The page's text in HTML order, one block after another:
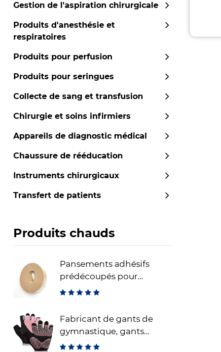
Gestion de l'aspiration chirurgicale
Produits d'anesthésie et
respiratoires
Produits pour perfusion
Produits pour seringues
Collecte de sang et transfusion
Chirurgie et soins infirmiers
Appareils de diagnostic médical
Chaussure de rééducation
Instruments chirurgicaux
Transfert de patients
Produits chauds
Pansements adhésifs
prédécoupés pour
capteurs CGM Dexcom –
adhésifs étanches
Fabricant de gants de
gymnastique, gants
d'entraînement sans